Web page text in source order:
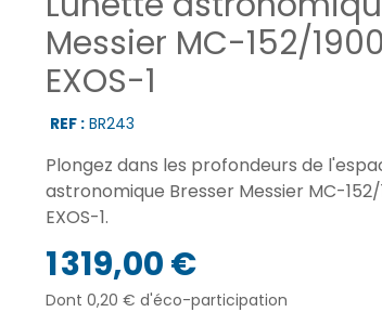
Messier MC-152/
EXOS-1
REF : BR243
Plongez dans les profondeurs de
astronomique Bresser Messier MC-
EXOS-1.
1 319,00 €
Dont 0,20 € d'éco-participation